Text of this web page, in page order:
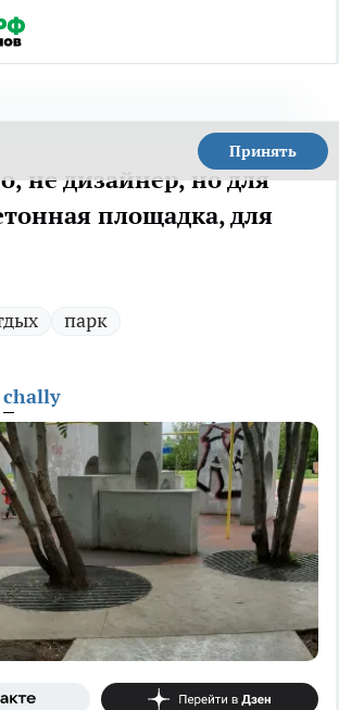
Принять
не дизайнер, но для
площадка, для
парк
chally